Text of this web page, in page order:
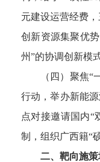
元建设运营经费
创新资源集聚优
州”的协调创新模式
（四）聚焦
行动，举办新能
点对接邀请国内“
制，组织广西籍“
二、靶向施